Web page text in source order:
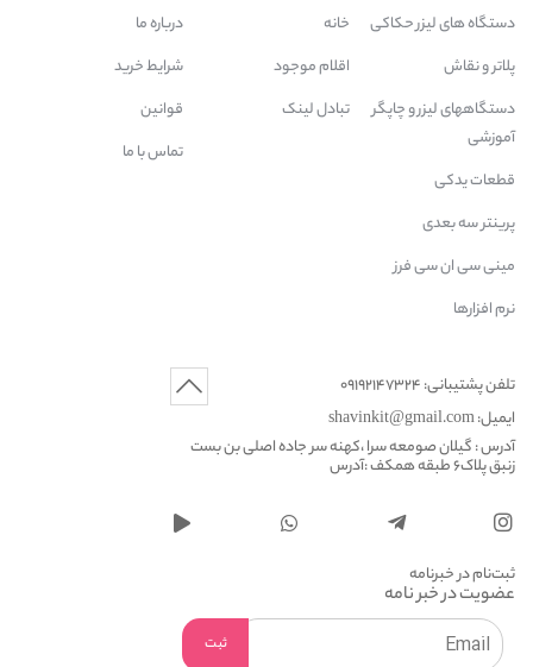
دستگاه های لیزر حکاکی
پلاتر و نقاش
دستگاههای لیزر و چاپگر
آموزشی
قطعات یدکی
پرینتر سه بعدی
مینی سی ان سی فرز
نرم افزارها
خانه
اقلام موجود
تبادل لینک
درباره ما
شرایط خرید
قوانین
تماس با ما
تلفن پشتیبانی: 09192147324
ایمیل: shavinkit@gmail.com
آدرس : گیلان صومعه سرا ،کهنه سر جاده اصلی بن بست
زنبق پلاک6 طبقه همکف :آدرس
ثبت‌نام در خبرنامه
عضویت در خبر نامه